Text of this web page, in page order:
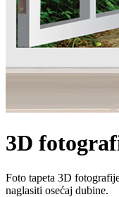
3D
Foto tapeta 3D
naglasiti osećaj dubine.